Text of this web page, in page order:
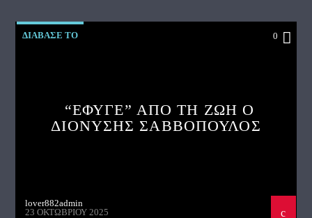
ΔΙΑΒΑΣΕ ΤΟ 0
“ΕΦΥΓΕ” ΑΠΟ ΤΗ ΖΩΗ Ο
ΔΙΟΝΥΣΗΣ ΣΑΒΒΟΠΟΥΛΟΣ
lover882admin
23 ΟΚΤΩΒΡΊΟΥ 2025